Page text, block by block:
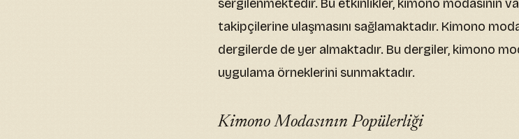
sergilenmektedir. Bu etkinlikler, kimono modasının
takipçilerine ulaşmasını sağlamaktadır. Kimono
dergilerde de yer almaktadır. Bu dergiler, kimono
uygulama örneklerini sunmaktadır.
Kimono Modasının Popülerliği